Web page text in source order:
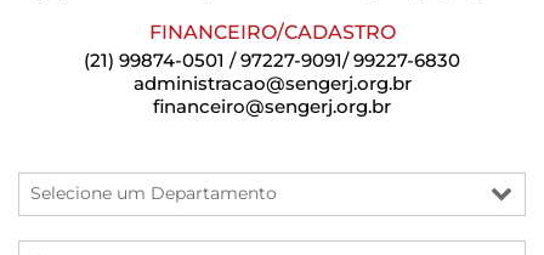
FINANCEIRO/CADASTRO
(21) 99874-0501 / 97227-9091/ 99227-6830
administracao@sengerj.org.br
financeiro@sengerj.org.br